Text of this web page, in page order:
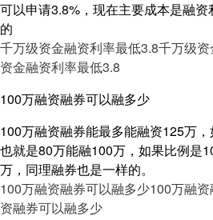
可以申请3.8%，现在主要成本是融
的
千万级资金融资利率最低3.8千万级
资金融资利率最低3.8
100万融资融券可以融多少
100万融资融券能最多能融资125万，
也就是80万能融100万，如果比例是
万，同理融券也是一样的。
100万融资融券可以融多少100万融
资融券可以融多少